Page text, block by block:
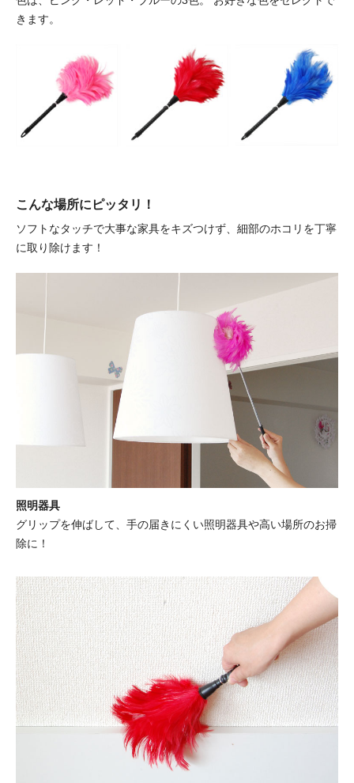
きます。
こんな場所にピッタリ！
ソフトなタッチで大事な家具をキズつけず、細部のホコリを丁寧
に取り除けます！
照明器具
グリップを伸ばして、手の届きにくい照明器具や高い場所のお掃
除に！